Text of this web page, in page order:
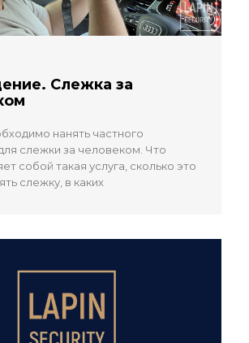
Слежка за
нанять частного
слежки за человеком. Что
собой такая услуга, сколько это
слежку, в каких